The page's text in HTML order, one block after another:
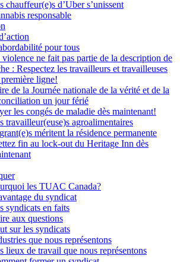
chauffeur(e)s d’Uber s’unissent
responsable
pour tous
ne fait pas partie de la description de
: Respectez les travailleurs et travailleuses
ligne!
de la Journée nationale de la vérité et de la
un jour férié
les congés de maladie dès maintenant!
travailleur(euse)s agroalimentaires
méritent la résidence permanente
fin au lock-out du Heritage Inn dès
les TUAC Canada?
du syndicat
syndicats en faits
aux questions
sur les syndicats
que nous représentons
lieux de travail que nous représentons